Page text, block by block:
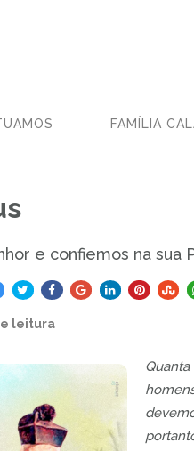
FAMÍLIA
e confiemos na sua
leitura